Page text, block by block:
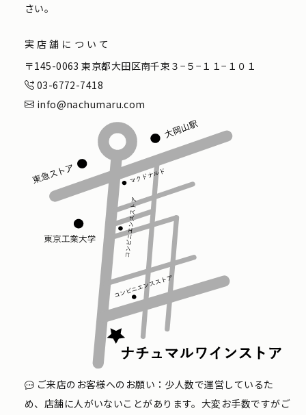
さい。
実店舗について
〒145-0063 東京都大田区南千束３−５−１１−１０１
03-6772-7418
info@nachumaru.com
ご来店のお客様へのお願い：少人数で運営しているた
め、店舗に人がいないことがあります。大変お手数ですがご